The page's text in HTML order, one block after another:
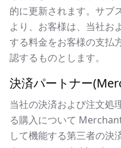
的に更新されます。サブ
より、お客様は、当社お
する料金をお客様の支払
認するものとします。
決済パートナー
当社の決済および注文処
る購入について
して機能する第三者の決